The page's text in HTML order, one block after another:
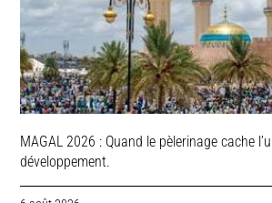
MAGAL 2026 : Quand le pèlerinage cache
développement.